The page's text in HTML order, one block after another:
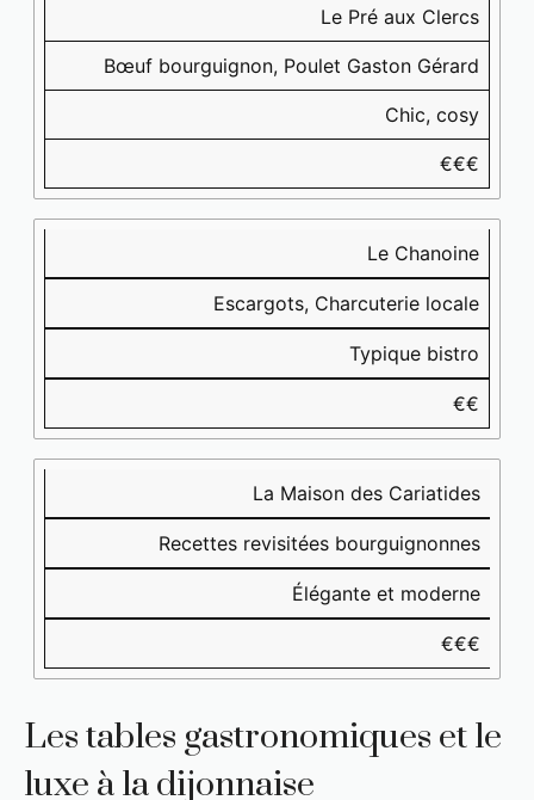
Le Pré aux Clercs
Bœuf bourguignon, Poulet Gaston Gérard
Chic, cosy
€€€
Le Chanoine
Escargots, Charcuterie locale
Typique bistro
€€
La Maison des Cariatides
Recettes revisitées bourguignonnes
Élégante et moderne
€€€
Les tables gastronomiques et le
luxe à la dijonnaise